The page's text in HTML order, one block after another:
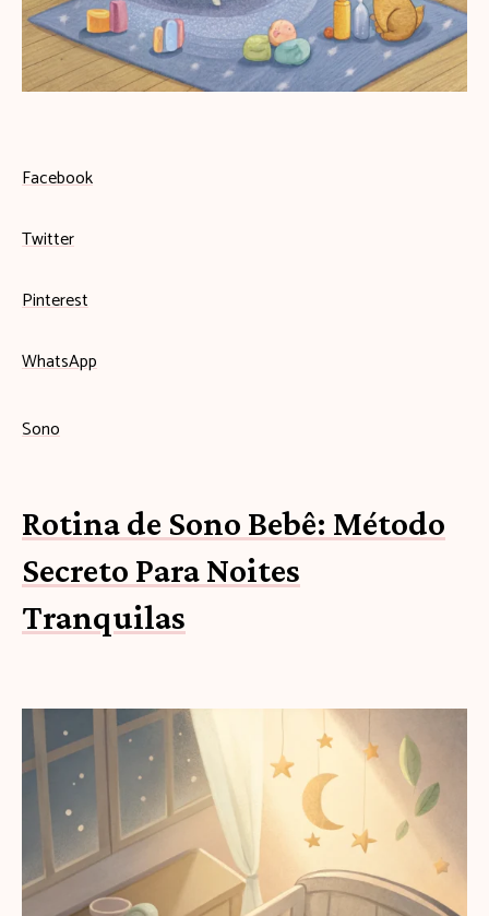
Facebook
Twitter
Pinterest
WhatsApp
Sono
Rotina de Sono Bebê: Método
Secreto Para Noites
Tranquilas